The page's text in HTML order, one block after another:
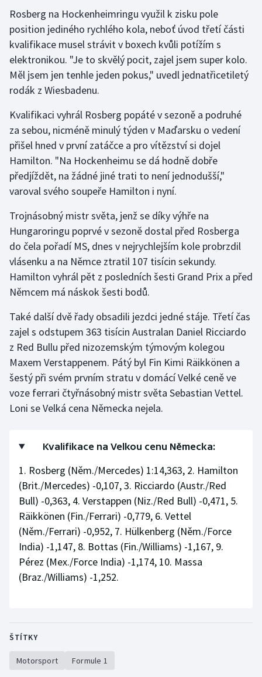
Futsal
Golf
Gymnastika
Jezdectví
Judo
Krasobruslení
Lezení
Lyže a snowboard
Moderní pětiboj
Olympijské hry
Parasport
Plavání
Ragby
Rychlobruslení
Rychlostní kanoistika
Short track
Sportovní střelba
Stolní tenis
Veslování
Rosberg na Hockenheimringu využil k zisku pole
position jediného rychlého kola, neboť úvod třetí části
kvalifikace musel strávit v boxech kvůli potížím s
elektronikou. "Je to skvělý pocit, zajel jsem super kolo.
Měl jsem jen tenhle jeden pokus," uvedl jednatřicetiletý
rodák z Wiesbadenu.
Kvalifikaci vyhrál Rosberg popáté v sezoně a podruhé
za sebou, nicméně minulý týden v Maďarsku o vedení
přišel hned v první zatáčce a pro vítězství si dojel
Hamilton. "Na Hockenheimu se dá hodně dobře
předjíždět, na žádné jiné trati to není jednodušší,"
varoval svého soupeře Hamilton i nyní.
Trojnásobný mistr světa, jenž se díky výhře na
Hungaroringu poprvé v sezoně dostal před Rosberga
do čela pořadí MS, dnes v nejrychlejším kole probrzdil
vlásenku a na Němce ztratil 107 tisícin sekundy.
Hamilton vyhrál pět z posledních šesti Grand Prix a před
Němcem má náskok šesti bodů.
Také další dvě řady obsadili jezdci jedné stáje. Třetí čas
zajel s odstupem 363 tisícin Australan Daniel Ricciardo
z Red Bullu před nizozemským týmovým kolegou
Maxem Verstappenem. Pátý byl Fin Kimi Räikkönen a
šestý při svém prvním stratu v domácí Velké ceně ve
voze ferrari čtyřnásobný mistr světa Sebastian Vettel.
Loni se Velká cena Německa nejela.
Kvalifikace na Velkou cenu Německa:
1. Rosberg (Něm./Mercedes) 1:14,363, 2. Hamilton
(Brit./Mercedes) -0,107, 3. Ricciardo (Austr./Red
Bull) -0,363, 4. Verstappen (Niz./Red Bull) -0,471, 5.
Räikkönen (Fin./Ferrari) -0,779, 6. Vettel
(Něm./Ferrari) -0,952, 7. Hülkenberg (Něm./Force
India) -1,147, 8. Bottas (Fin./Williams) -1,167, 9.
Pérez (Mex./Force India) -1,174, 10. Massa
(Braz./Williams) -1,252.
ŠTÍTKY
Motorsport Formule 1